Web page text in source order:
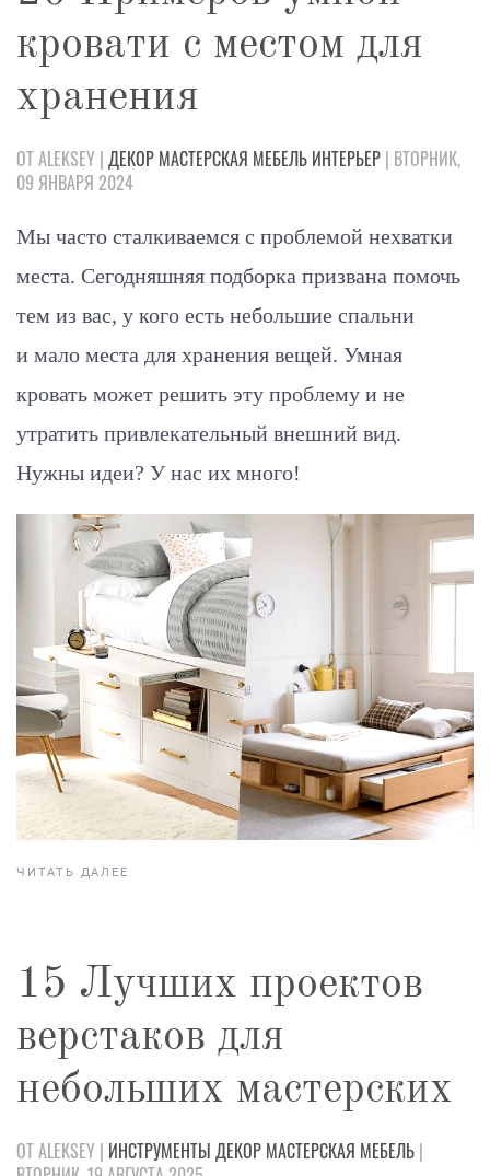
кровати с местом для
хранения
ОТ ALEKSEY | ДЕКОР МАСТЕРСКАЯ МЕБЕЛЬ ИНТЕРЬЕР | ВТОРНИК,
09 ЯНВАРЯ 2024
Мы часто сталкиваемся с проблемой нехватки
места. Сегодняшняя подборка призвана помочь
тем из вас, у кого есть небольшие спальни
и мало места для хранения вещей. Умная
кровать может решить эту проблему и не
утратить привлекательный внешний вид.
Нужны идеи? У нас их много!
ЧИТАТЬ ДАЛЕЕ
15 Лучших проектов
верстаков для
небольших мастерских
ОТ ALEKSEY | ИНСТРУМЕНТЫ ДЕКОР МАСТЕРСКАЯ МЕБЕЛЬ |